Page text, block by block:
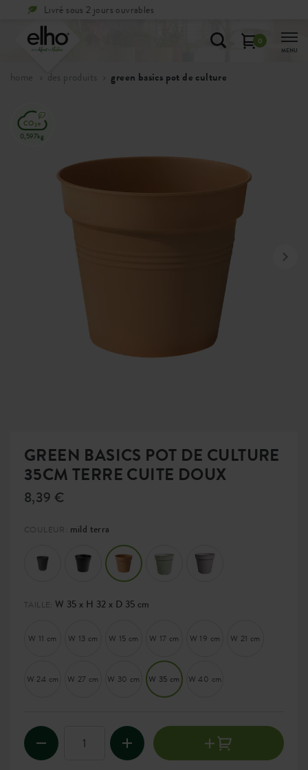
Période de réflexion de
0
MENU
home des produits green basics pot de culture
GREEN BASICS POT DE CULTURE
35CM TERRE CUITE DOUX
8,39 €
COULEUR: mild terra
TAILLE: W 35 x H 32 x D 35 cm
W 11 cm W 13 cm W 15 cm W 17 cm W 19 cm W 21 cm
W 24 cm W 27 cm W 30 cm W 35 cm W 40 cm
0,597kg